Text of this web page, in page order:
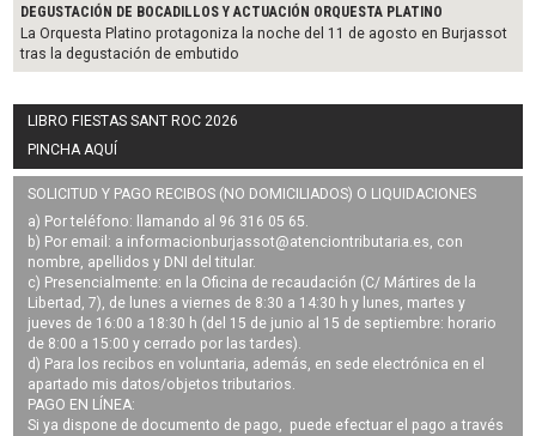
DEGUSTACIÓN DE BOCADILLOS Y ACTUACIÓN ORQUESTA PLATINO
La Orquesta Platino protagoniza la noche del 11 de agosto en Burjassot
tras la degustación de embutido
LIBRO FIESTAS SANT ROC 2026
PINCHA AQUÍ
SOLICITUD Y PAGO RECIBOS (NO DOMICILIADOS) O LIQUIDACIONES
a) Por teléfono: llamando al 96 316 05 65.
b) Por email: a informacionburjassot@atenciontributaria.es, con
nombre, apellidos y DNI del titular.
c) Presencialmente: en la Oficina de recaudación (C/ Mártires de la
Libertad, 7), de lunes a viernes de 8:30 a 14:30 h y lunes, martes y
jueves de 16:00 a 18:30 h (del 15 de junio al 15 de septiembre: horario
de 8:00 a 15:00 y cerrado por las tardes).
d) Para los recibos en voluntaria, además, en sede electrónica en el
apartado mis datos/objetos tributarios.
PAGO EN LÍNEA:
Si ya dispone de documento de pago, puede efectuar el pago a través